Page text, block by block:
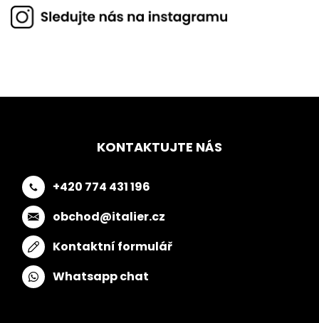
KONTAKTUJTE NÁS
+420 774 431 196
obchod@italier.cz
Kontaktní formulář
Whatsapp chat